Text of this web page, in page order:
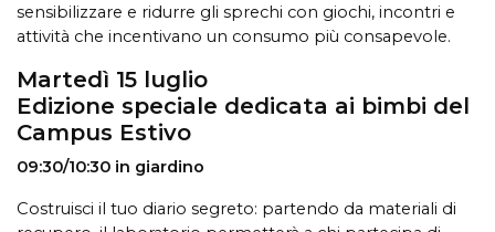
sensibilizzare e ridurre gli sprechi con giochi, incontri e
attività che incentivano un consumo più consapevole.
Martedì 15 luglio
Edizione speciale dedicata ai bimbi del
Campus Estivo
09:30/10:30 in giardino
Costruisci il tuo diario segreto: partendo da materiali di